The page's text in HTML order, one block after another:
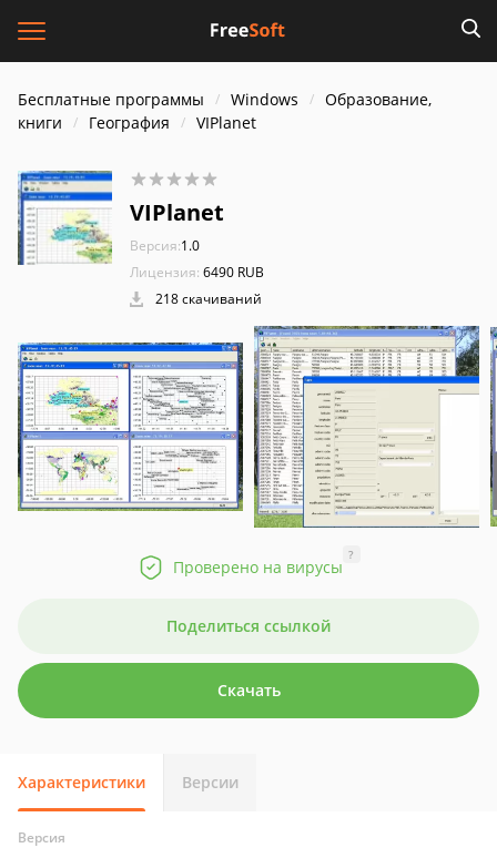
Бесплатные программы Windows
Образование,
книги
География VIPlanet
VIPlanet
Версия:1.0
Лицензия: 6490 RUB
218 скачиваний
Проверено на вирусы
?
Поделиться ссылкой
Скачать
Характеристики Версии
Версия